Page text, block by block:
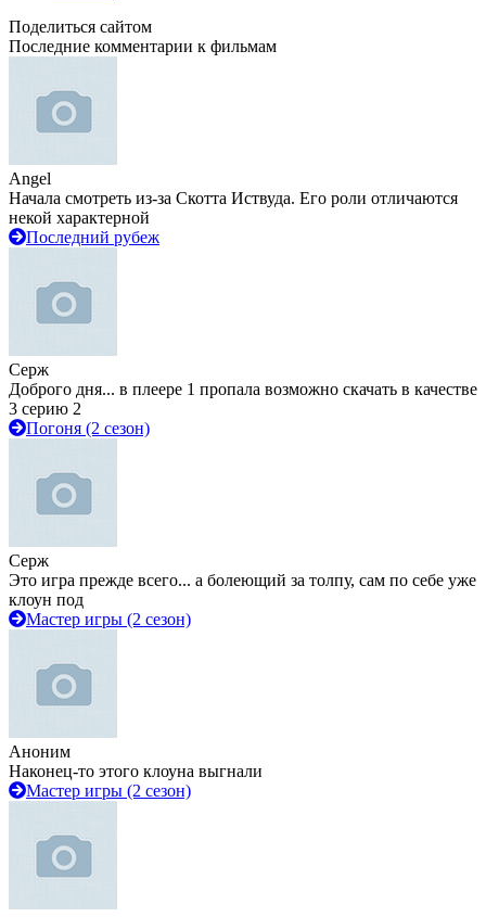
Поделиться сайтом
Последние комментарии к фильмам
Angel
Начала смотреть из-за Скотта Иствуда. Его роли отличаются
некой характерной
Последний рубеж
Серж
Доброго дня... в плеере 1 пропала возможно скачать в качестве
3 серию 2
Погоня (2 сезон)
Серж
Это игра прежде всего... а болеющий за толпу, сам по себе уже
клоун под
Мастер игры (2 сезон)
Аноним
Наконец-то этого клоуна выгнали
Мастер игры (2 сезон)